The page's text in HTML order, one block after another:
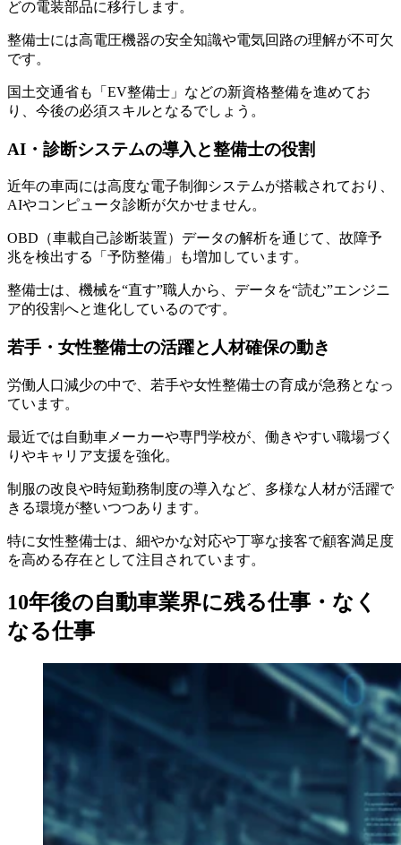
どの電装部品に移行します。
整備士には高電圧機器の安全知識や電気回路の理解が不可欠
です。
国土交通省も「EV整備士」などの新資格整備を進めてお
り、今後の必須スキルとなるでしょう。
AI・診断システムの導入と整備士の役割
近年の車両には高度な電子制御システムが搭載されており、
AIやコンピュータ診断が欠かせません。
OBD（車載自己診断装置）データの解析を通じて、故障予
兆を検出する「予防整備」も増加しています。
整備士は、機械を“直す”職人から、データを“読む”エンジニ
ア的役割へと進化しているのです。
若手・女性整備士の活躍と人材確保の動き
労働人口減少の中で、若手や女性整備士の育成が急務となっ
ています。
最近では自動車メーカーや専門学校が、働きやすい職場づく
りやキャリア支援を強化。
制服の改良や時短勤務制度の導入など、多様な人材が活躍で
きる環境が整いつつあります。
特に女性整備士は、細やかな対応や丁寧な接客で顧客満足度
を高める存在として注目されています。
10年後の自動車業界に残る仕事・なく
なる仕事